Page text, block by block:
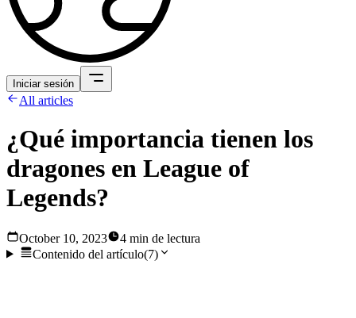
Iniciar sesión
All articles
¿Qué importancia tienen los
dragones en League of
Legends?
October 10, 2023
4 min de lectura
Contenido del artículo(7)